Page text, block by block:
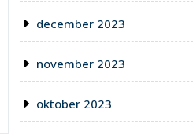
december 2023
november 2023
oktober 2023